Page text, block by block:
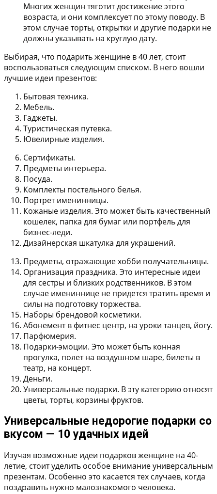
Многих женщин тяготит достижение этого
возраста, и они комплексует по этому поводу. В
этом случае торты, открытки и другие подарки не
должны указывать на круглую дату.
Выбирая, что подарить женщине в 40 лет, стоит
воспользоваться следующим списком. В него вошли
лучшие идеи презентов:
Бытовая техника.
Мебель.
Гаджеты.
Туристическая путевка.
Ювелирные изделия.
Сертификаты.
Предметы интерьера.
Посуда.
Комплекты постельного белья.
Портрет именинницы.
Кожаные изделия. Это может быть качественный
кошелек, папка для бумаг или портфель для
бизнес-леди.
Дизайнерская шкатулка для украшений.
Предметы, отражающие хобби получательницы.
Организация праздника. Это интересные идеи
для сестры и близких родственников. В этом
случае имениннице не придется тратить время и
силы на подготовку торжества.
Наборы брендовой косметики.
Абонемент в фитнес центр, на уроки танцев, йогу.
Парфюмерия.
Подарки-эмоции. Это может быть конная
прогулка, полет на воздушном шаре, билеты в
театр, на концерт.
Деньги.
Универсальные подарки. В эту категорию относят
цветы, торты, корзины фруктов.
Универсальные недорогие подарки со
вкусом — 10 удачных идей
Изучая возможные идеи подарков женщине на 40-
летие, стоит уделить особое внимание универсальным
презентам. Особенно это касается тех случаев, когда
поздравить нужно малознакомого человека.